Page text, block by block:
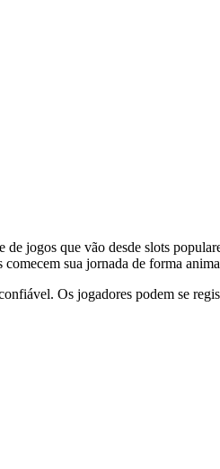
jogos que vão desde slots
sua jornada de forma
Os jogadores podem se